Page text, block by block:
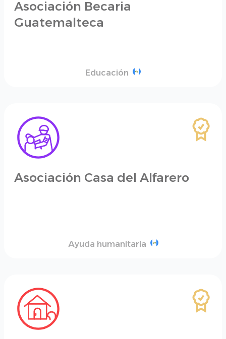
Asociación Becaria
Guatemalteca
Educación
Asociación Casa del Alfarero
Ayuda humanitaria